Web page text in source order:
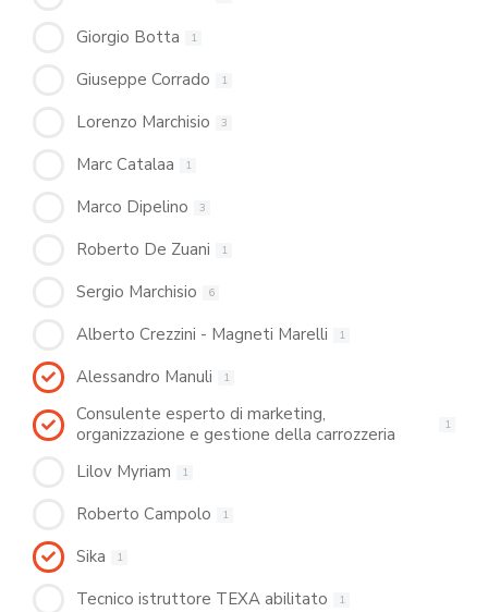
Giorgio Botta 1
Giuseppe Corrado 1
Lorenzo Marchisio 3
Marc Catalaa 1
Marco Dipelino 3
Roberto De Zuani 1
Sergio Marchisio 6
Alberto Crezzini - Magneti Marelli 1
Alessandro Manuli 1
Consulente esperto di marketing,
organizzazione e gestione della carrozzeria
1
Lilov Myriam 1
Roberto Campolo 1
Sika 1
Tecnico istruttore TEXA abilitato 1